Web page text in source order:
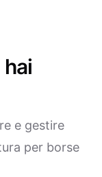
e gestire
per borse